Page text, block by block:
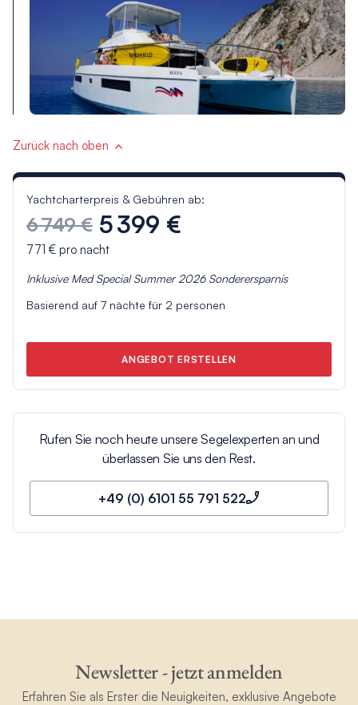
Zurück nach oben
Yachtcharterpreis & Gebühren ab:
6 749 € 5 399 €
771 €pro nacht
Inklusive Med Special Summer 2026Sonderersparnis
Basierend auf 7nächte für 2 personen
ANGEBOT ERSTELLEN
Rufen Sie noch heute unsere Segelexperten an und
überlassen Sie uns den Rest.
+49 (0) 6101 55 791 522
Newsletter - jetzt anmelden
Erfahren Sie als Erster die Neuigkeiten, exklusive Angebote